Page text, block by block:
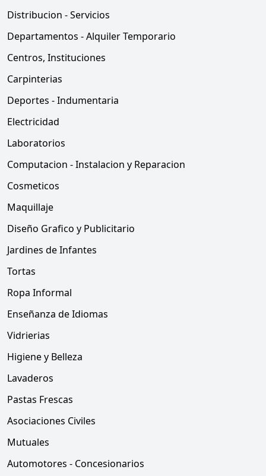
Distribucion - Servicios
Departamentos - Alquiler Temporario
Centros, Instituciones
Carpinterias
Deportes - Indumentaria
Electricidad
Laboratorios
Computacion - Instalacion y Reparacion
Cosmeticos
Maquillaje
Diseño Grafico y Publicitario
Jardines de Infantes
Tortas
Ropa Informal
Enseñanza de Idiomas
Vidrierias
Higiene y Belleza
Lavaderos
Pastas Frescas
Asociaciones Civiles
Mutuales
Automotores - Concesionarios